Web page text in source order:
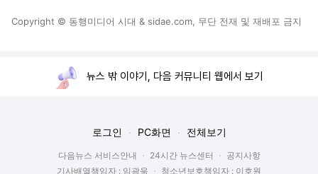
Copyright © 동행미디어 시대 & sidae.com, 무단 전재 및 재배포 금지
뉴스 밖 이야기, 다음 커뮤니티 웹에서 보기
로그인 PC화면 전체보기
다음뉴스 서비스안내 24시간 뉴스센터
공지사항
기사배열책임자 : 임광욱
청소년보호책임자 : 이호원